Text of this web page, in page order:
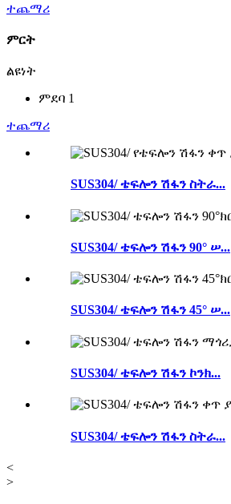
ተጨማሪ
ምርት
ልዩነት
ምደባ 1
ተጨማሪ
SUS304/ ቴፍሎን ሽፋን ስትራ...
SUS304/ ቴፍሎን ሽፋን 90° ሠ...
SUS304/ ቴፍሎን ሽፋን 45° ሠ...
SUS304/ ቴፍሎን ሽፋን ኮንክ...
SUS304/ ቴፍሎን ሽፋን ስትራ...
<
>